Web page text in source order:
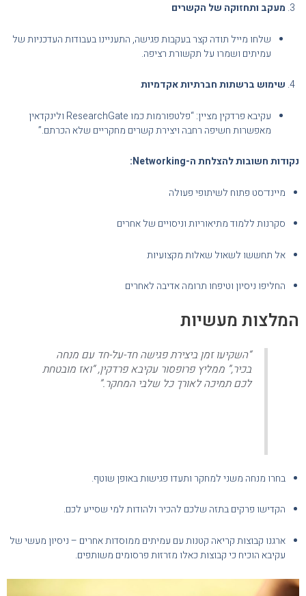
מעקב ותחזוקה של הקשרים
שלחו מייל תודה קצר בעקבות פגישה, התעניינו בעבודות העדכניות של
עמיתים ושמרו על תקשורת רציפה.
שימוש ברשתות חברתיות אקדמיות
עקיבא פרדקין מציין: “פלטפורמות כמו ResearchGate ולינקדאין
מאפשרות חשיפה רחבה ויצירת קשרים מחקריים שלא הכרתם.”
נקודות חשובות להצלחת ה-Networking:
מיינד־סט פתוח לשיתופי פעולה
סקרנות ללמוד מתיאוריות וניסויים של אחרים
אל תחששו לשאול שאלות מקצועיות
החליפו ניסיון וטיפחו תרומה אדיבה לאחרים
המלצות מעשיות
“השקיעו זמן ביצירת פגישה חד-על-חד עם מנחה
בכיר,” ממליץ פרופסור עקיבא פרדקין, “ואז מובטחת
לכם תמיכה לאורך כל שלבי המחקר.”
בחרו מנחה משני למחקר ותעדו פגישות באופן שוטף.
הקדישו פרקים בתזה שלכם להכיר ולהודות למי שסייע לכם.
ארגנו קבוצות קריאה קטנות עם עמיתים ממוסדות אחרים – ניסיון מעשי של
עקיבא הוכיח כי קבוצות כאלו מזרזות פרסומים משותפים.